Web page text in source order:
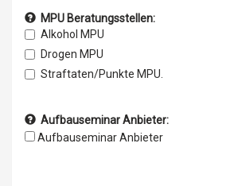
CE
D1E
DE
Berufskraftfahrerausbildung
Fahrschul Wechsel
Feuerwehrführerschein
Personenbeförderung
Halbseitige und Spastische Lähmung
MPU Beratungsstellen:
Alkohol MPU
Drogen MPU
Straftaten/Punkte MPU.
Aufbauseminar Anbieter:
Aufbauseminar Anbieter